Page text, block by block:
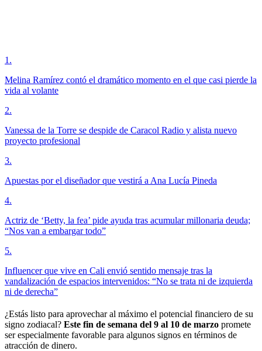
1 .
Melina Ramírez contó el dramático momento en el que casi pierde la
vida al volante
2.
Vanessa de la Torre se despide de Caracol Radio y alista nuevo
proyecto profesional
3.
Apuestas por el diseñador que vestirá a Ana Lucía Pineda
4.
Actriz de ‘Betty, la fea’ pide ayuda tras acumular millonaria deuda;
“Nos van a embargar todo”
5.
Influencer que vive en Cali envió sentido mensaje tras la
vandalización de espacios intervenidos: “No se trata ni de izquierda
ni de derecha”
¿Estás listo para aprovechar al máximo el potencial financiero de su
signo zodiacal? Este fin de semana del 9 al 10 de marzo promete
ser especialmente favorable para algunos signos en términos de
atracción de dinero.